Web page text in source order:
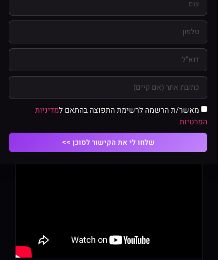
מחדש? הצוות של Slidebean לקח את המצגת המקורית
מחדש בעיצוב של היום. זה מעניין בדיוק בגלל שזו אותה
מצגת עם אותו תוכן. מה שמשתנה שם הוא רק ההצגה.
בדיוק שם אפשר לראות כמה העיצוב משנה.
מאשר/ת הרשמה לרשימת התפוצה בהתאם למדיניות
הפרטיות
שלחו לי את הקישור לסוכן >>